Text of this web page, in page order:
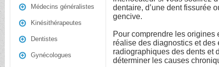
Médecins généralistes
Kinésithérapeutes
Dentistes
Gynécologues
dentaire, d’une dent fissurée
gencive.
Pour comprendre les
réalise des diagnostics et des
radiographiques des dents et
déterminer les causes